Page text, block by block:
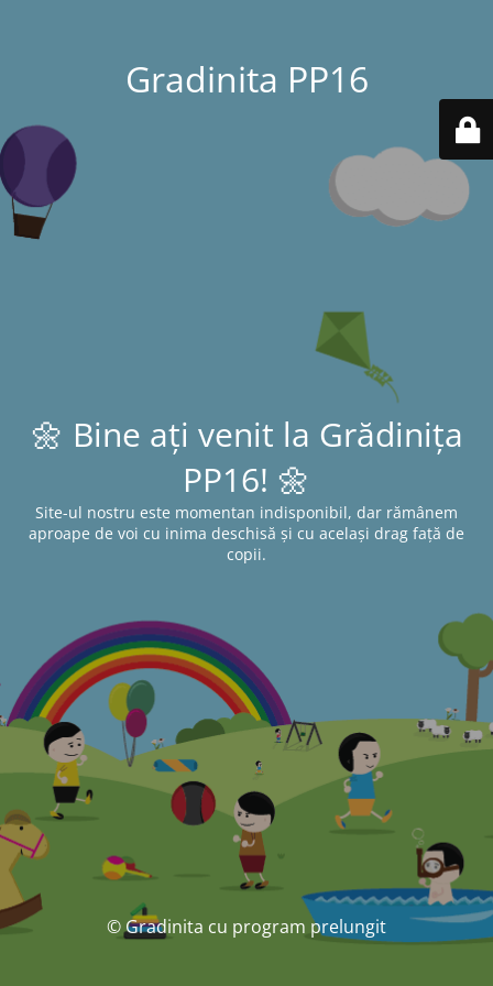
Gradinita PP16
🌼 Bine ați venit la Grădinița
PP16! 🌼
Site-ul nostru este momentan indisponibil, dar rămânem
aproape de voi cu inima deschisă și cu același drag față de
copii.
© Gradinita cu program prelungit